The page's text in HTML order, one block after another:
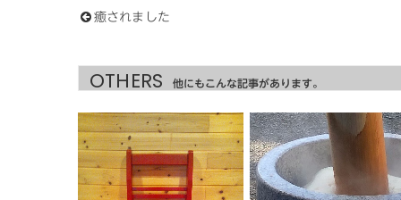
癒されました
OTHERS 他にもこんな記事があります。